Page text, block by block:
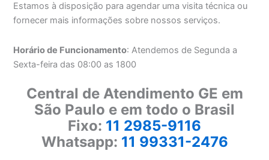
Estamos à disposição para agendar uma visita técnica ou
fornecer mais informações sobre nossos serviços.
Horário de Funcionamento: Atendemos de Segunda a
Sexta-feira das 08:00 as 1800
Central de Atendimento GE em
São Paulo e em todo o Brasil
Fixo: 11 2985-9116
Whatsapp: 11 99331-2476